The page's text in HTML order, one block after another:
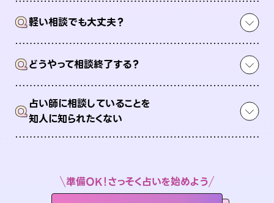
Q軽い相談でも大丈夫？
Qどうやって相談終了する？
Q占い師に相談していることを
知人に知られたくない
準備OK！さっそく占いを始めよう